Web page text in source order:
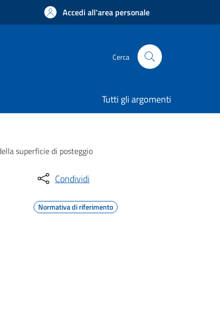
Accedi all'area personale
Cerca
Tutti gli argomenti
superficie di posteggio
Condividi
Normativa di riferimento